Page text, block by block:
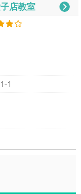
店教室
1